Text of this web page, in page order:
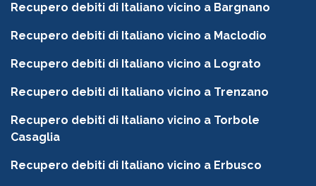
Recupero debiti di Italiano vicino a Bargnano
Recupero debiti di Italiano vicino a Maclodio
Recupero debiti di Italiano vicino a Lograto
Recupero debiti di Italiano vicino a Trenzano
Recupero debiti di Italiano vicino a Torbole
Casaglia
Recupero debiti di Italiano vicino a Erbusco